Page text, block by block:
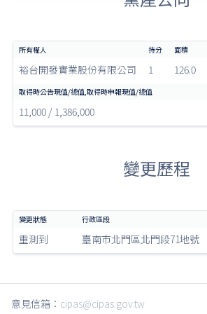
裕台開發實業股份有限公司 1 126.0
11,000 / 1,386,000
變更歷程
重測到 臺南市北門區北門段71地號
意見信箱： cipas@cipas.gov.tw